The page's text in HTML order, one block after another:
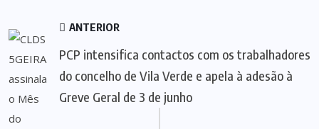
ANTERIOR
PCP intensifica contactos com os trabalhadores
do concelho de Vila Verde e apela à adesão à
Greve Geral de 3 de junho